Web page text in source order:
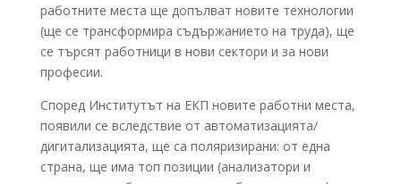
работните места ще допълват новите технологии
(ще се трансформира съдържанието на труда), ще
се търсят работници в нови сектори и за нови
професии.
Според Институтът на ЕКП новите работни места,
появили се вследствие от автоматизацията/
дигитализацията, ще са поляризирани: от една
страна, ще има топ позиции (анализатори и